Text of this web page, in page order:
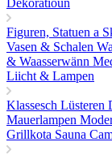
Figuren, Statuen a
Vasen & Schalen
& Waasserwänn
Liicht & Lampen
Klassesch Lüsteren
Mauerlampen
Grillkota Sauna